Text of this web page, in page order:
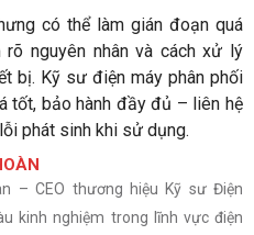
có thể làm gián đoạn quá
nguyên nhân và cách xử lý
bị. Kỹ sư điện máy phân phối
tốt, bảo hành đầy đủ – liên hệ
phát sinh khi sử dụng.
– CEO thương hiệu Kỹ sư Điện
kinh nghiệm trong lĩnh vực điện